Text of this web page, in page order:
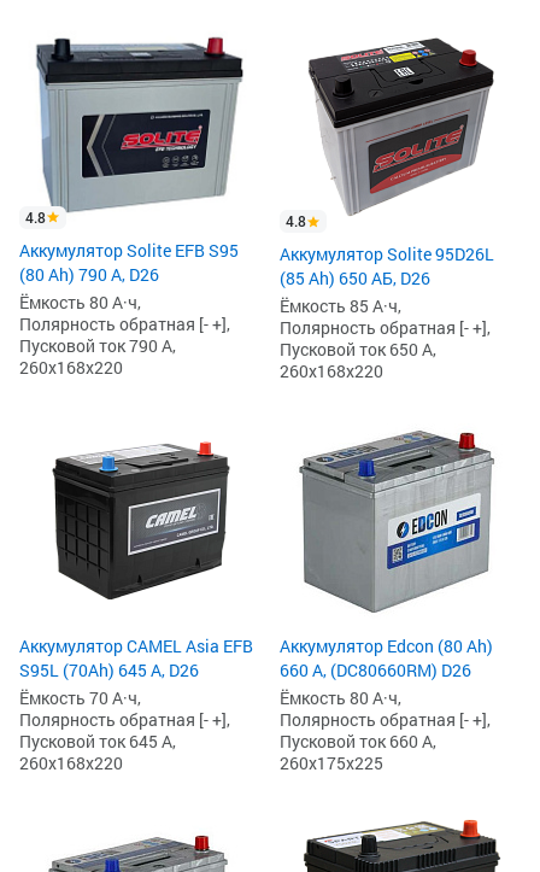
4.8
Аккумулятор Solite EFB S95
(80 Ah) 790 А, D26
Ёмкость 80 А·ч,
Полярность обратная [- +],
Пусковой ток 790 А,
260x168x220
4.8
Аккумулятор Solite 95D26L
(85 Ah) 650 АБ, D26
Ёмкость 85 А·ч,
Полярность обратная [- +],
Пусковой ток 650 А,
260x168x220
Аккумулятор CAMEL Asia EFB
S95L (70Ah) 645 А, D26
Ёмкость 70 А·ч,
Полярность обратная [- +],
Пусковой ток 645 А,
260x168x220
Аккумулятор Edcon (80 Ah)
660 А, (DC80660RM) D26
Ёмкость 80 А·ч,
Полярность обратная [- +],
Пусковой ток 660 А,
260x175x225